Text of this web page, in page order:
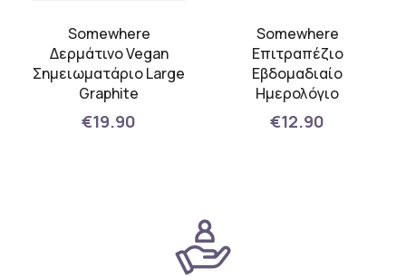
Somewhere
Δερμάτινο Vegan
Σημειωματάριο Large
Graphite
€19.90
Somewhere
Επιτραπέζιο
Εβδομαδιαίο
Ημερολόγιο
€12.90